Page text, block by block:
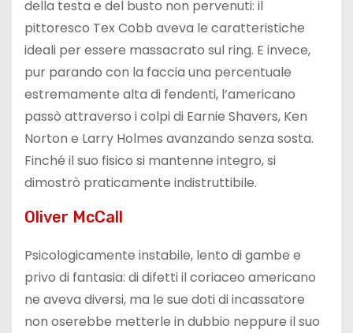
della testa e del busto non pervenuti: il
pittoresco Tex Cobb aveva le caratteristiche
ideali per essere massacrato sul ring. E invece,
pur parando con la faccia una percentuale
estremamente alta di fendenti, l’americano
passò attraverso i colpi di Earnie Shavers, Ken
Norton e Larry Holmes avanzando senza sosta.
Finché il suo fisico si mantenne integro, si
dimostrò praticamente indistruttibile.
Oliver McCall
Psicologicamente instabile, lento di gambe e
privo di fantasia: di difetti il coriaceo americano
ne aveva diversi, ma le sue doti di incassatore
non oserebbe metterle in dubbio neppure il suo